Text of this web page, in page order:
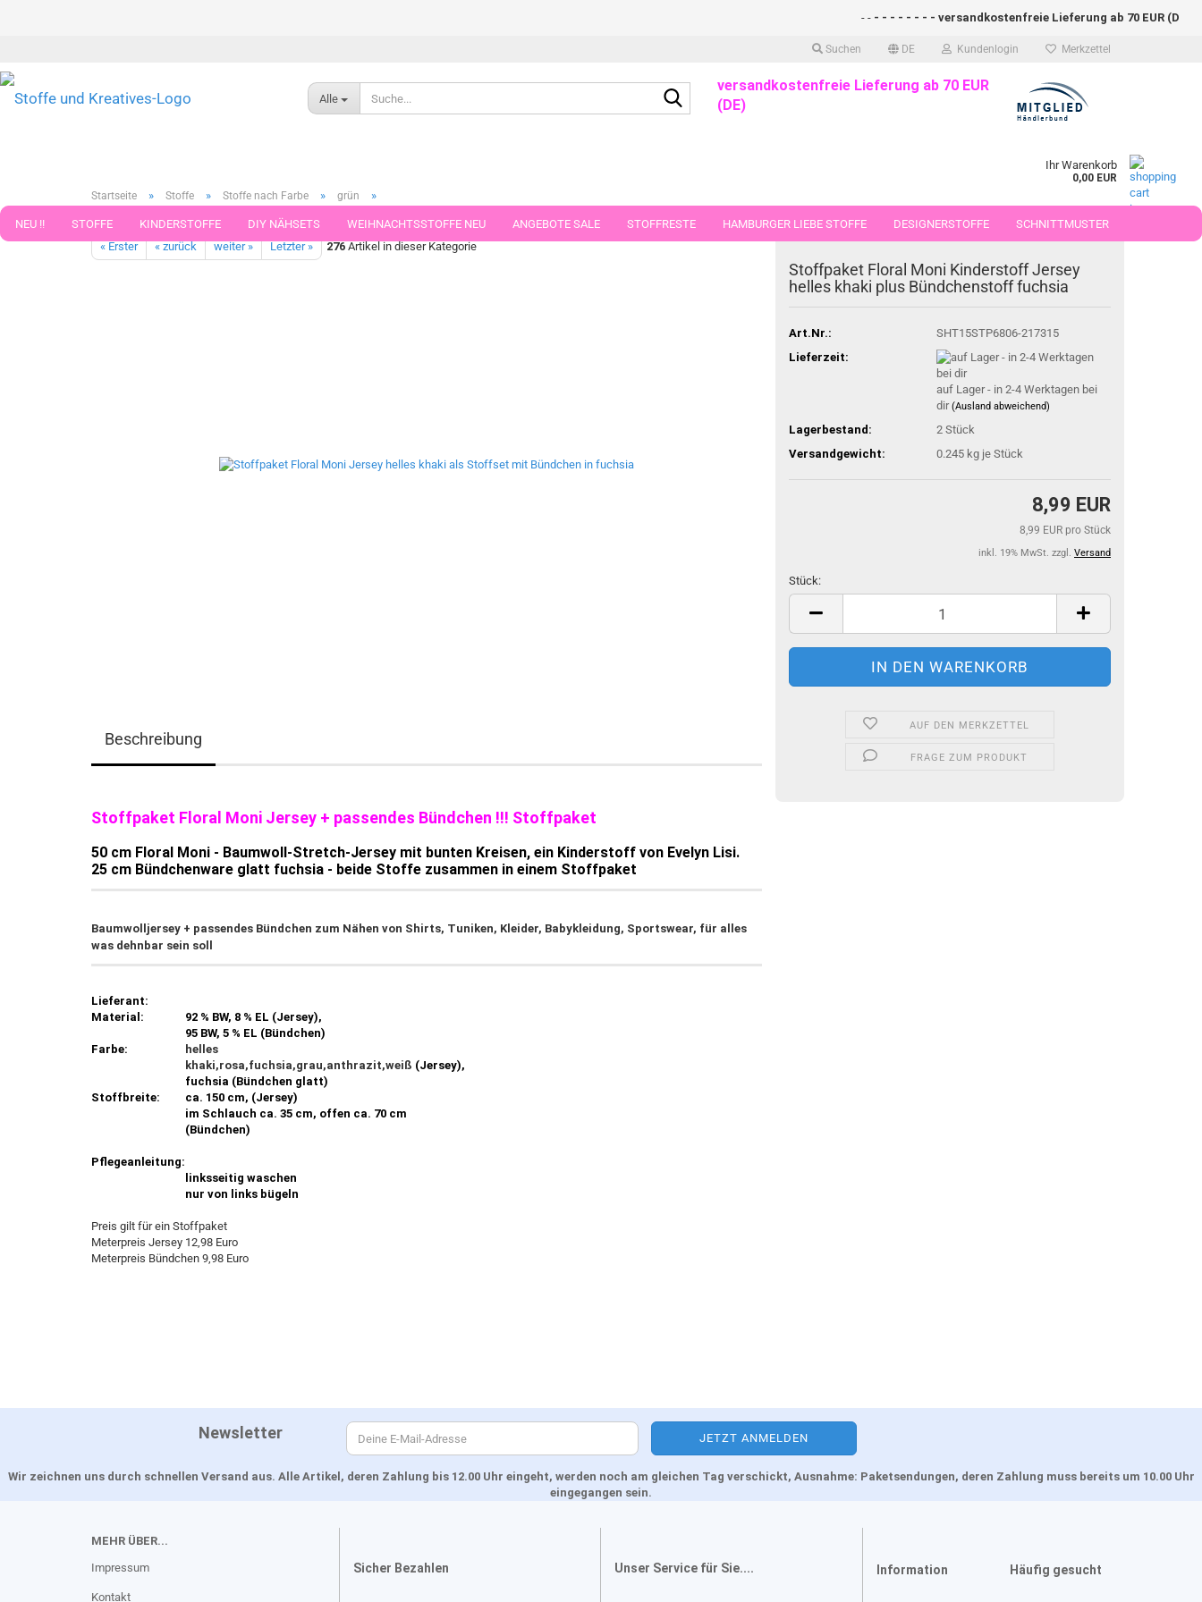
Suchen DE Kundenlogin Merkzettel
- - - - - - - - versandkostenfreie Lieferung ab 70 EUR (DE)-
Alle
Suche...versandkostenfreie Lieferung ab 70 EUR
(DE)
Ihr Warenkorb
0,00 EUR
NEU !! STOFFE KINDERSTOFFE DIY NÄHSETS WEIHNACHTSSTOFFE NEU ANGEBOTE SALE STOFFRESTE HAMBURGER LIEBE STOFFE DESIGNERSTOFFE SCHNITTMUSTER
WEBBAND WEBBÄNDER NÄHZUBEHÖR WOLLE UND ZUBEHÖR STOFFE IN STÜCKEN VON 25 UND 50 CM
Startseite » Stoffe » Stoffe nach Farbe » grün »
« Erster « zurück weiter » Letzter » 276 Artikel in dieser Kategorie
Stoffpaket Floral Moni Kinderstoff Jersey
helles khaki plus Bündchenstoff fuchsia
Art.Nr.:
SHT15STP6806-217315
Lieferzeit:
auf Lager - in 2-4 Werktagen bei
dir(Ausland abweichend)
Lagerbestand: 2 Stück
Versandgewicht:
0.245 kg je Stück
8,99 EUR
8,99 EUR pro Stück
inkl. 19% MwSt. zzgl. Versand
Stück:
Stück
AUF DEN MERKZETTEL
FRAGE ZUM PRODUKT
Beschreibung
Stoffpaket Floral Moni Jersey + passendes Bündchen !!! Stoffpaket
50 cm Floral Moni - Baumwoll-Stretch-Jersey mit bunten Kreisen, ein Kinderstoff von Evelyn Lisi.
25 cm Bündchenware glatt fuchsia - beide Stoffe zusammen in einem Stoffpaket
Baumwolljersey + passendes Bündchen zum Nähen von Shirts, Tuniken, Kleider, Babykleidung, Sportswear, für alles
was dehnbar sein soll
Lieferant:
Material:
92 % BW, 8 % EL (Jersey),
95 BW, 5 % EL (Bündchen)
Farbe:
helles
khaki,rosa,fuchsia,grau,anthrazit,weiß (Jersey),
fuchsia (Bündchen glatt)
Stoffbreite:
ca. 150 cm, (Jersey)
im Schlauch ca. 35 cm, offen ca. 70 cm
(Bündchen)
Pflegeanleitung:
linksseitig waschen
nur von links bügeln
Preis gilt für ein Stoffpaket
Meterpreis Jersey 12,98 Euro
Meterpreis Bündchen 9,98 Euro
Newsletter
Wir zeichnen uns durch schnellen Versand aus. Alle Artikel, deren Zahlung bis 12.00 Uhr eingeht, werden noch am gleichen Tag verschickt, Ausnahme: Paketsendungen, deren Zahlung muss bereits um 10.00 Uhr
eingegangen sein.
MEHR ÜBER...
Impressum
Kontakt
Sicher Bezahlen Unser Service für Sie.... Information Häufig gesucht